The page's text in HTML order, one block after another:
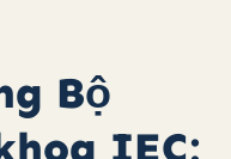
Bộ
IEC: